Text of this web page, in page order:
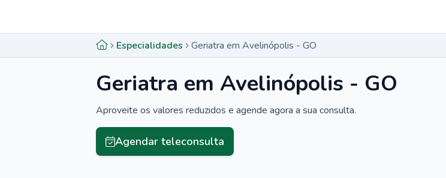
Especialidades Geriatra em Avelinópolis - GO
Geriatra em Avelinópolis - GO
Aproveite os valores reduzidos e agende agora a sua consulta.
Agendar teleconsulta